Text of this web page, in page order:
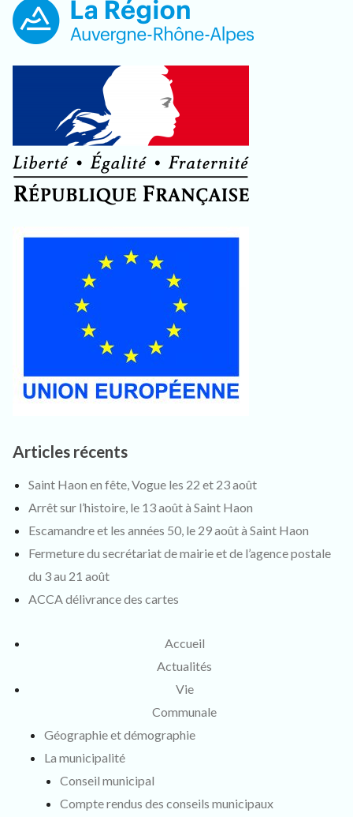
Articles récents
Saint Haon en fête, Vogue les 22 et 23 août
Arrêt sur l’histoire, le 13 août à Saint Haon
Escamandre et les années 50, le 29 août à Saint Haon
Fermeture du secrétariat de mairie et de l’agence postale
du 3 au 21 août
ACCA délivrance des cartes
Accueil
Actualités
Vie
Communale
Géographie et démographie
La municipalité
Conseil municipal
Compte rendus des conseils municipaux